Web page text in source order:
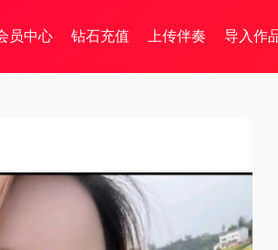
员中心 钻石充值 上传伴奏 导入作